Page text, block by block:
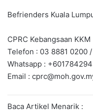
Befrienders Kuala
CPRC Kebangsaan KKM
Telefon : 03 8881 0200
Whatsapp :
Email :
Baca Artikel Menarik :